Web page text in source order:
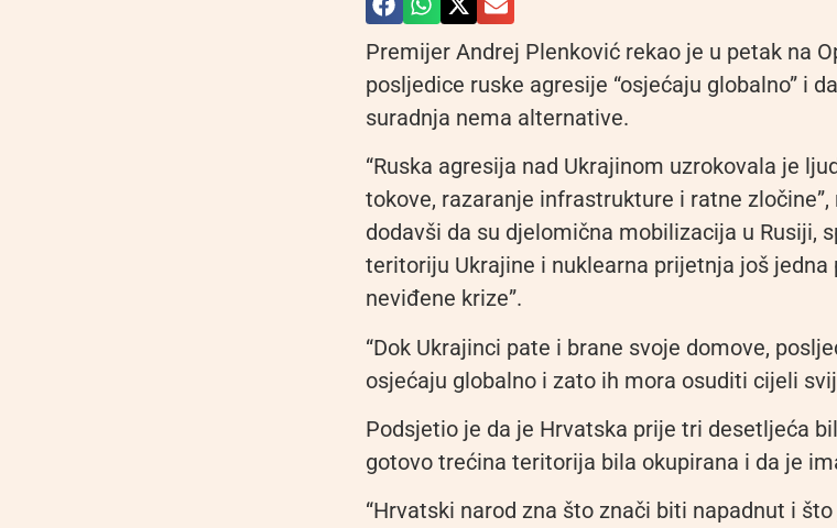
Premijer Andrej Plenković rekao je u petak na
posljedice ruske agresije “osjećaju globalno” i
suradnja nema alternative.
“Ruska agresija nad Ukrajinom uzrokovala je
tokove, razaranje infrastrukture i ratne
dodavši da su djelomična mobilizacija u Rusiji,
teritoriju Ukrajine i nuklearna prijetnja još jedna
neviđene krize”.
“Dok Ukrajinci pate i brane svoje domove,
osjećaju globalno i zato ih mora osuditi cijeli
Podsjetio je da je Hrvatska prije tri desetljeća
gotovo trećina teritorija bila okupirana i da je
“Hrvatski narod zna što znači biti napadnut i